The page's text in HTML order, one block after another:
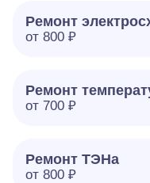
Ремонт
от 800 ₽
Ремонт
от 700 ₽
Ремонт ТЭНа
от 800 ₽